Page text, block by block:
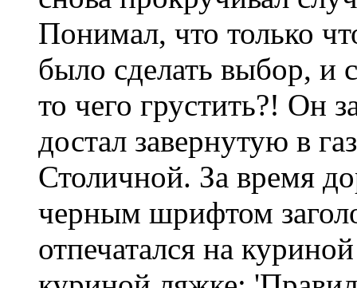
Понимал, что только
было сделать выбор, и
то чего грустить?! Он
достал завернутую в
Столичной. За время
черным шрифтом
отпечатался на